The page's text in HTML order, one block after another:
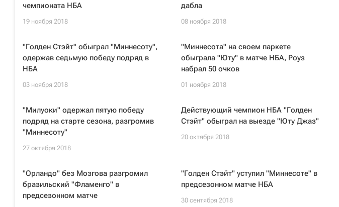
чемпионата НБА
19 ноября 2018
дабла
08 ноября 2018
"Голден Стэйт" обыграл "Миннесоту",
одержав седьмую победу подряд в
НБА
03 ноября 2018
"Миннесота" на своем паркете
обыграла "Юту" в матче НБА, Роуз
набрал 50 очков
01 ноября 2018
"Милуоки" одержал пятую победу
подряд на старте сезона, разгромив
"Миннесоту"
27 октября 2018
Действующий чемпион НБА "Голден
Стэйт" обыграл на выезде "Юту Джаз"
20 октября 2018
"Орландо" без Мозгова разгромил
бразильский "Фламенго" в
предсезонном матче
"Голден Стэйт" уступил "Миннесоте" в
предсезонном матче НБА
30 сентября 2018